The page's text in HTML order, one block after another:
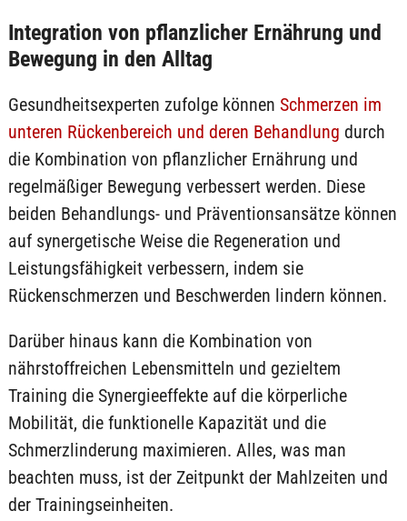
Integration von pflanzlicher Ernährung und
Bewegung in den Alltag
Gesundheitsexperten zufolge können Schmerzen im
unteren Rückenbereich und deren Behandlung durch
die Kombination von pflanzlicher Ernährung und
regelmäßiger Bewegung verbessert werden. Diese
beiden Behandlungs- und Präventionsansätze können
auf synergetische Weise die Regeneration und
Leistungsfähigkeit verbessern, indem sie
Rückenschmerzen und Beschwerden lindern können.
Darüber hinaus kann die Kombination von
nährstoffreichen Lebensmitteln und gezieltem
Training die Synergieeffekte auf die körperliche
Mobilität, die funktionelle Kapazität und die
Schmerzlinderung maximieren. Alles, was man
beachten muss, ist der Zeitpunkt der Mahlzeiten und
der Trainingseinheiten.